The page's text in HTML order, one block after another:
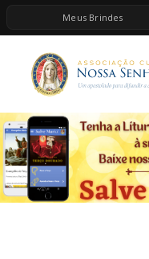
Meus Brindes
HOME
A ASSOCIAÇÃO
CONTEÚDOS DE
ESPIRITUALIDADE
AS MELHORES
BRINDES